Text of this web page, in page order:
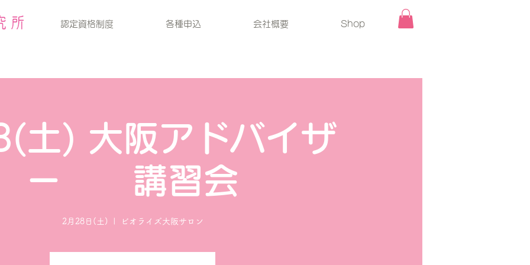
認定資格制度 各種申込 会社概要 Shop
土) 大阪アドバイザ
ー 講習会
2月28日(土) ビオライズ大阪サロン